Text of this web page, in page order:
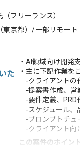
フリーランス）
東京都）/一部リモート
た
・AI領域向け開発
・主に下記作業を
-クライアントの
-提案書作成、営
-要件定義、PRD
-スケジュール、
-プロンプトチュ
-クライアント向
この案件のポイン